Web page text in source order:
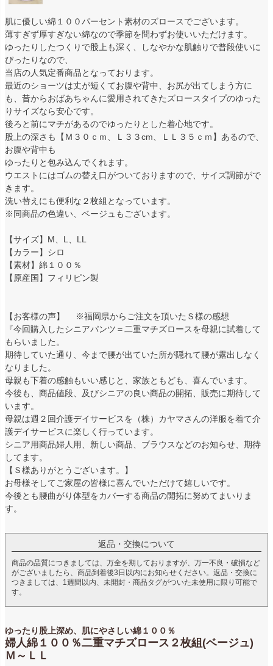
肌に優しい綿１００パーセント素材のズロースでございます。
薄すぎず厚すぎない綿なので季節を問わずお使いいただけます。
ゆったりしたつくりで股上も深く、しなやかな肌触りで普段使いに
ぴったりなので、
当店の人気定番商品となっております。
最近のショーツは丈が短くてお腹や背中、お尻が出てしまう方に
も、昔からおばあちゃんに愛用されてきたズロースタイプのゆった
りサイズなら安心です。
後ろと前にマチがあるのでゆったりとした着心地です。
股上の深さも【Ｍ３０ｃｍ、Ｌ３３cm、ＬＬ３５ｃｍ】あるので、
お腹や背中も
ゆったりと包み込んでくれます。
ウエストにはゴムの替え口がついておりますので、サイズ調節がで
きます。
洗い替えにも便利な２枚組となっています。
※同商品の色違い、ベージュもございます。
【サイズ】M、L、LL
【カラー】シロ
【素材】綿１００％
【原産国】フィリピン製
【お客様の声】 ※福岡県からご注文を頂いたＳ様の感想
『今回購入したシニアパンツ＝二重マチズロースを母親に試着して
もらいました。
期待していた通り、今まで腰が出ていた所が隠れて腰が露出しなく
なりました。
母親も下着の感触もいい感じと、家族ともども、喜んでいます。
今後も、商品値段、及びシニアの良い商品の開拓、販売に期待して
います。
母親は週２回介護デイサービスを（株）カヤマさんの洋服を着て介
護デイサービスに楽しく行っています。
シニア用商品婦人用、新しい商品、ブラウスなどのお知らせ、期待
してます。
【Ｓ様ありがとうございます。】
お母様そしてご家屋の皆様に喜んでいただけて嬉しいです。
今後とも腰曲がり体型をカバーする商品の開拓に努めてまいりま
す。
返品・交換について
商品の品質につきましては、万全を期しておりますが、万一不良・破損など
がございましたら、商品到着後3日以内にお知らせください。返品・交換に
つきましては、1週間以内、未開封・商品タグがついた未使用に限り可能で
す。
ゆったり股上深め、肌にやさしい綿１００％
婦人綿１００％二重マチズロース２枚組(ベージュ)
Ｍ～ＬＬ